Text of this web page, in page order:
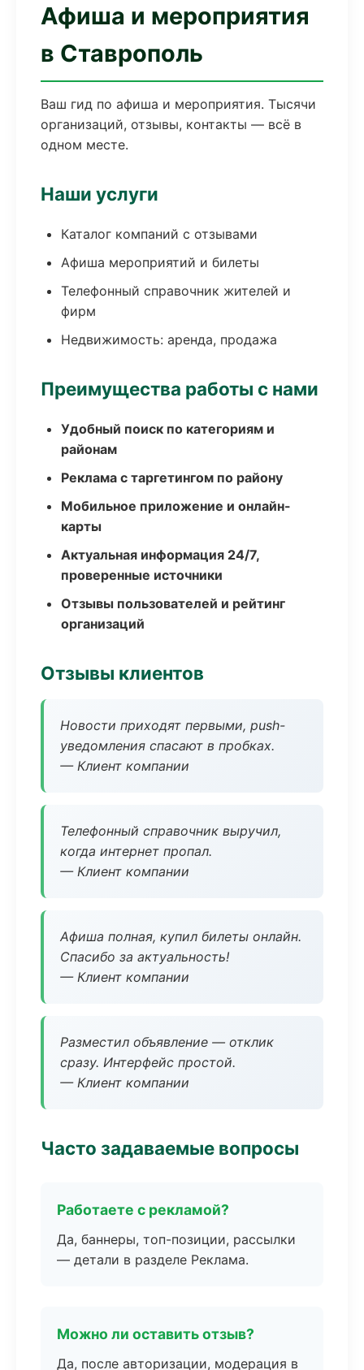
Афиша и мероприятия
в Ставрополь
Ваш гид по афиша и мероприятия. Тысячи
организаций, отзывы, контакты — всё в
одном месте.
Наши услуги
Каталог компаний с отзывами
Афиша мероприятий и билеты
Телефонный справочник жителей и
фирм
Недвижимость: аренда, продажа
Преимущества работы с нами
Удобный поиск по категориям и
районам
Реклама с таргетингом по району
Мобильное приложение и онлайн-
карты
Актуальная информация 24/7,
проверенные источники
Отзывы пользователей и рейтинг
организаций
Отзывы клиентов
Новости приходят первыми, push-
уведомления спасают в пробках.
— Клиент компании
Телефонный справочник выручил,
когда интернет пропал.
— Клиент компании
Афиша полная, купил билеты онлайн.
Спасибо за актуальность!
— Клиент компании
Разместил объявление — отклик
сразу. Интерфейс простой.
— Клиент компании
Часто задаваемые вопросы
Работаете с рекламой?
Да, баннеры, топ-позиции, рассылки
— детали в разделе Реклама.
Можно ли оставить отзыв?
Да, после авторизации, модерация в